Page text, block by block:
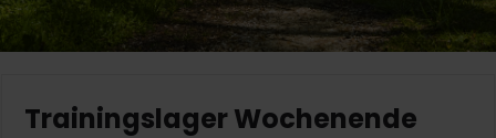
Trainingslager Wochenende